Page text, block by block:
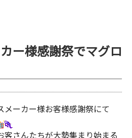
ー様感謝祭でマグロ
ーカー様お客様感謝祭にて
客さんたちが大勢集まり始まる